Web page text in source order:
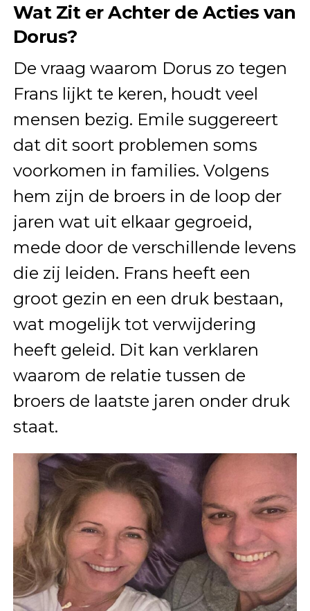
Wat Zit er Achter de Acties van
Dorus?
De vraag waarom Dorus zo tegen
Frans lijkt te keren, houdt veel
mensen bezig. Emile suggereert
dat dit soort problemen soms
voorkomen in families. Volgens
hem zijn de broers in de loop der
jaren wat uit elkaar gegroeid,
mede door de verschillende levens
die zij leiden. Frans heeft een
groot gezin en een druk bestaan,
wat mogelijk tot verwijdering
heeft geleid. Dit kan verklaren
waarom de relatie tussen de
broers de laatste jaren onder druk
staat.